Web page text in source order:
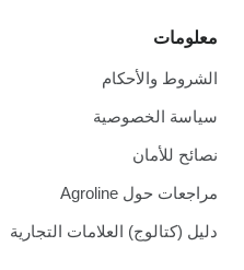
معلومات
الشروط والأحكام
سياسة الخصوصية
نصائح للأمان
مراجعات حول Agroline
دليل (كتالوج) العلامات التجارية